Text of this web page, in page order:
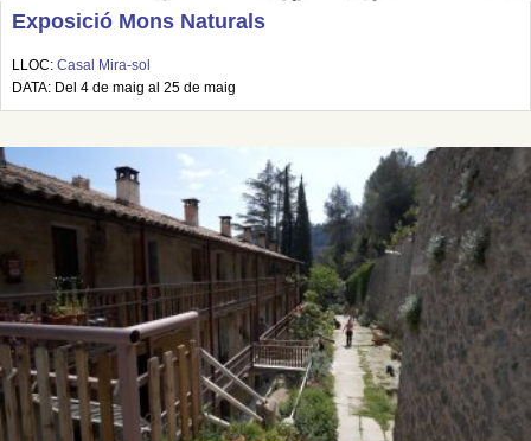
Exposició Mons Naturals
LLOC: Casal Mira-sol
DATA: Del 4 de maig al 25 de maig